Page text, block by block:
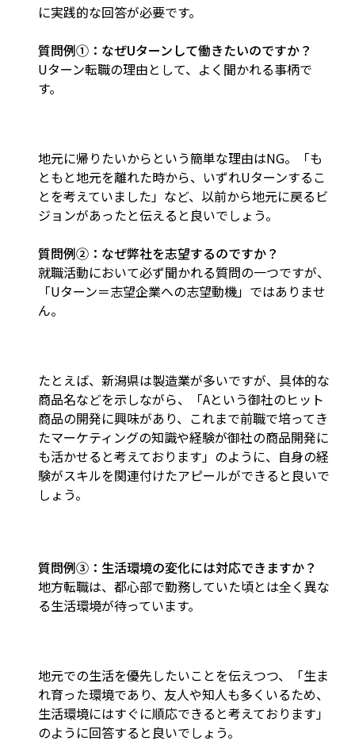
に実践的な回答が必要です。
質問例①：なぜUターンして働きたいのですか？
Uターン転職の理由として、よく聞かれる事柄で
す。
地元に帰りたいからという簡単な理由はNG。「も
ともと地元を離れた時から、いずれUターンするこ
とを考えていました」など、以前から地元に戻るビ
ジョンがあったと伝えると良いでしょう。
質問例②：なぜ弊社を志望するのですか？
就職活動において必ず聞かれる質問の一つですが、
「Uターン＝志望企業への志望動機」ではありませ
ん。
たとえば、新潟県は製造業が多いですが、具体的な
商品名などを示しながら、「Aという御社のヒット
商品の開発に興味があり、これまで前職で培ってき
たマーケティングの知識や経験が御社の商品開発に
も活かせると考えております」のように、自身の経
験がスキルを関連付けたアピールができると良いで
しょう。
質問例③：生活環境の変化には対応できますか？
地方転職は、都心部で勤務していた頃とは全く異な
る生活環境が待っています。
地元での生活を優先したいことを伝えつつ、「生ま
れ育った環境であり、友人や知人も多くいるため、
生活環境にはすぐに順応できると考えております」
のように回答すると良いでしょう。